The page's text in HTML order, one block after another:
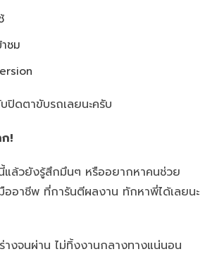
ชม
ปิดตาขับรถเลยนะครับ
!
แล้วยังรู้สึกมึนๆ หรืออยากหาคนช่วย
ออาชีพ ที่การันตีผลงาน ทักหาพี่ได้เลยนะ
งจนผ่าน ไม่ทิ้งงานกลางทางแน่นอน